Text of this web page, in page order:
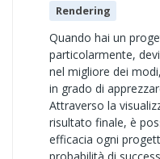
Rendering
Quando hai un
particolarmente,
nel migliore dei
in grado di
Attraverso la
risultato finale, è
efficacia ogni